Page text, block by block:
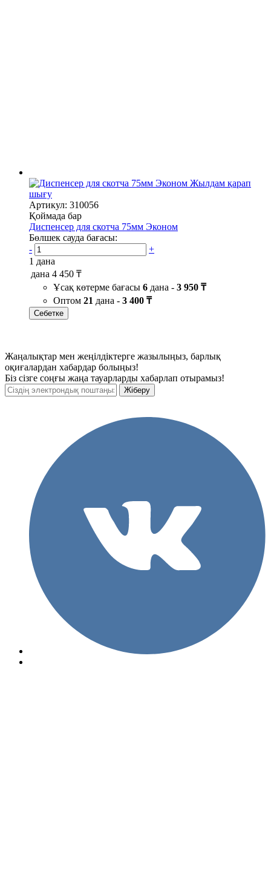
Жылдам қарап
шығу
Артикул: 310056
Қоймада бар
Диспенсер для скотча 75мм Эконом
Бөлшек сауда бағасы:
-
+
1 дана
дана 4 450 ₸
Ұсақ көтерме бағасы 6 дана - 3 950 ₸
Оптом 21 дана - 3 400 ₸
Себетке
Жаңалықтар мен жеңілдіктерге жазылыңыз, барлық
оқиғалардан хабардар болыңыз!
Біз сізге соңғы жаңа тауарларды хабарлап отырамыз!